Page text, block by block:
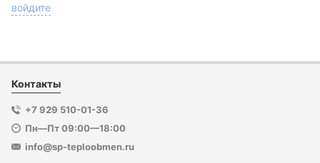
войдите
Контакты
+7 929 510-01-36
Пн—Пт 09:00—18:00
info@sp-teploobmen.ru